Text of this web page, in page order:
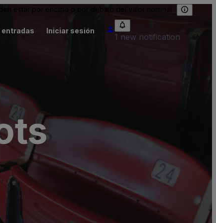
estar por encima o por debajo del valor nominal.
entradas Iniciar sesión
1 new notification